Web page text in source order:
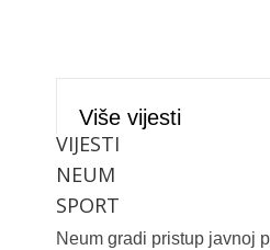
Više vijesti
VIJESTI
NEUM
SPORT
Neum gradi pristup javnoj